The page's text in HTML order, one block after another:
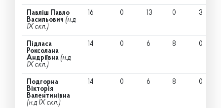
Павліш Павло
Васильович (н.д
IX скл.)
16 0 13 0 3
Підласа
Роксолана
Андріївна (н.д
IX скл.)
14 0 6 8 0
Подгорна
Вікторія
Валентинівна
(н.д IX скл.)
14 0 6 8 0